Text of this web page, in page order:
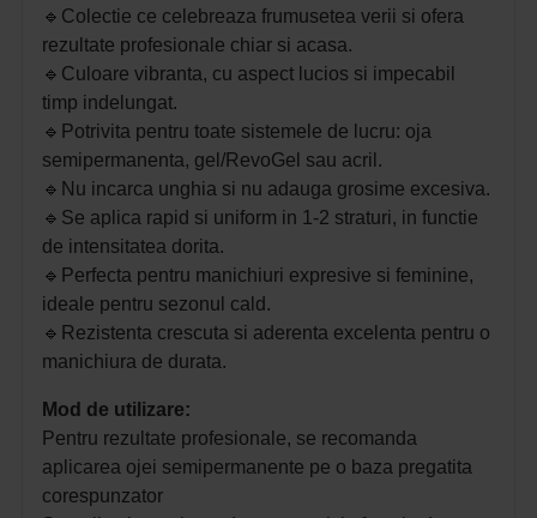
🔹Colectie ce celebreaza frumusetea verii si ofera
rezultate profesionale chiar si acasa.
🔹Culoare vibranta, cu aspect lucios si impecabil
timp indelungat.
🔹Potrivita pentru toate sistemele de lucru: oja
semipermanenta, gel/RevoGel sau acril.
🔹Nu incarca unghia si nu adauga grosime excesiva.
🔹Se aplica rapid si uniform in 1-2 straturi, in functie
de intensitatea dorita.
🔹Perfecta pentru manichiuri expresive si feminine,
ideale pentru sezonul cald.
🔹Rezistenta crescuta si aderenta excelenta pentru o
manichiura de durata.
Mod de utilizare:
Pentru rezultate profesionale, se recomanda
aplicarea ojei semipermanente pe o baza pregatita
corespunzator